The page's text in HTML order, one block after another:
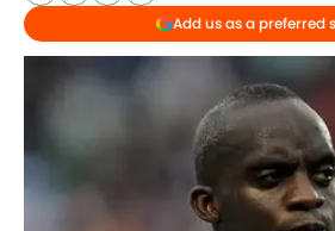
Add us as a preferred